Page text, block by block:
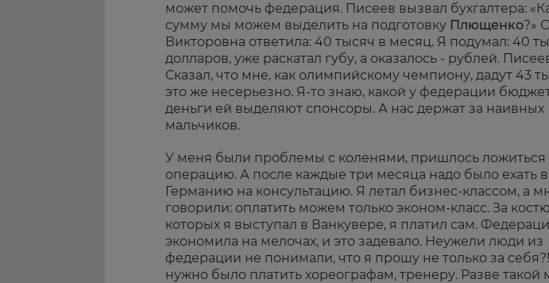
может помочь федерация. Писеев вызвал бухгалтера:
сумму мы можем выделить на подготовку Плющенко?»
Викторовна ответила: 40 тысяч в месяц. Я подумал: 40
долларов, уже раскатал губу, а оказалось - рублей.
Сказал, что мне, как олимпийскому чемпиону, дадут 43
это же несерьезно. Я-то знаю, какой у федерации
деньги ей выделяют спонсоры. А нас держат за наивных
мальчиков.
У меня были проблемы с коленями, пришлось ложиться
операцию. А после каждые три месяца надо было ехать в
Германию на консультацию. Я летал бизнес-классом, а
говорили: оплатить можем только эконом-класс. За
которых я выступал в Ванкувере, я платил сам.
экономила на мелочах, и это задевало. Неужели люди из
федерации не понимали, что я прошу не только за
нужно было платить хореографам, тренеру. Разве такой